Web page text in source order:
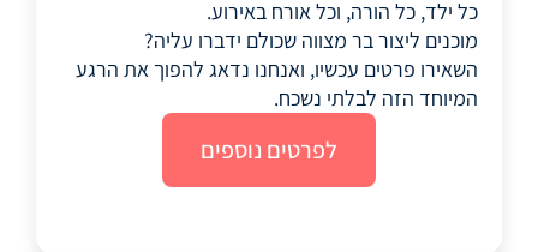
כל ילד, כל הורה, וכל אורח באירוע.
מוכנים ליצור בר מצווה שכולם ידברו עליה?
השאירו פרטים עכשיו, ואנחנו נדאג להפוך את הרגע
המיוחד הזה לבלתי נשכח.
לפרטים נוספים